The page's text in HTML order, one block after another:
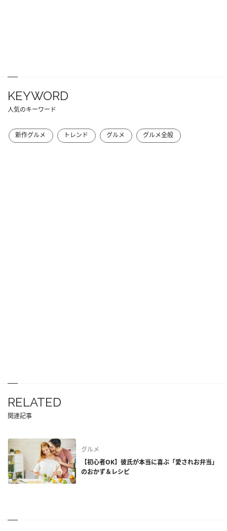
KEYWORD
人気のキーワード
新作グルメ トレンド グルメ グルメ全般
RELATED
関連記事
グルメ
【初心者OK】彼氏が本当に喜ぶ「愛されお弁当」
のおかず＆レシピ